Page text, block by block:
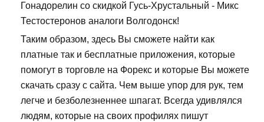
Гонадорелин со скидкой Гусь-Хрустальный - Микс
Тестостеронов аналоги Волгодонск!
Таким образом, здесь Вы сможете найти как
платные так и бесплатные приложения, которые
помогут в торговле на Форекс и которые Вы можете
скачать сразу с сайта. Чем выше упор для рук, тем
легче и безболезненнее шпагат. Всегда удивлялся
людям, которые на своих профилях пишут